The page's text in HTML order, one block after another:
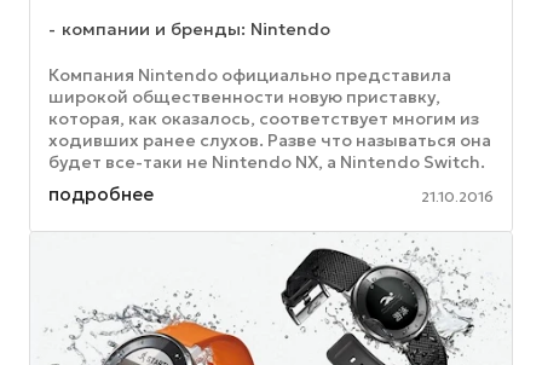
компании и бренды: Nintendo
Компания Nintendo официально представила
широкой общественности новую приставку,
которая, как оказалось, соответствует многим из
ходивших ранее слухов. Разве что называться она
будет все-таки не Nintendo NX, а Nintendo Switch.
Консоль является ...
подробнее 21.10.2016